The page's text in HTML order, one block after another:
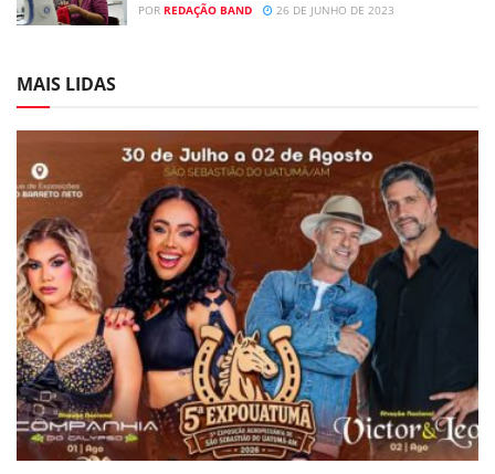
POR REDAÇÃO BAND 26 DE JUNHO DE 2023
MAIS LIDAS